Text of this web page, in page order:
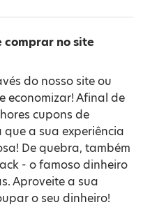
comprar no site
do nosso site ou
economizar! Afinal de
cupons de
a sua experiência
De quebra, também
- o famoso dinheiro
Aproveite a sua
o seu dinheiro!